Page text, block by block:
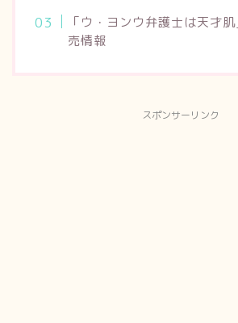
「ウ・ヨンウ弁護士は天才
売情報
スポンサーリンク